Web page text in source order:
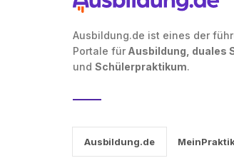
Ausbildung.de ist eines der
Portale für Ausbildung, duales
und Schülerpraktikum.
Ausbildung.de